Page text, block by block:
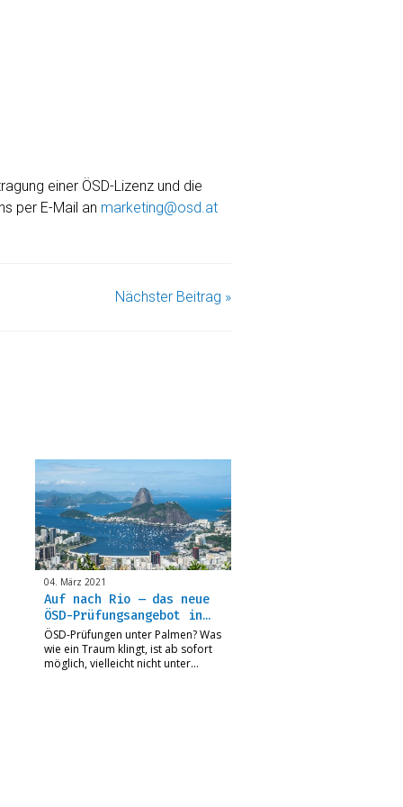
einer ÖSD-Lizenz und die
per E-Mail an marketing@osd.at
Nächster Beitrag »
04. März 2021
Auf nach Rio – das neue
ÖSD-Prüfungsangebot in…
ÖSD-Prüfungen unter Palmen? Was
wie ein Traum klingt, ist ab sofort
möglich, vielleicht nicht unter…